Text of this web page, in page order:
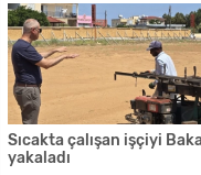
Sıcakta çalışan işçiyi
yakaladı